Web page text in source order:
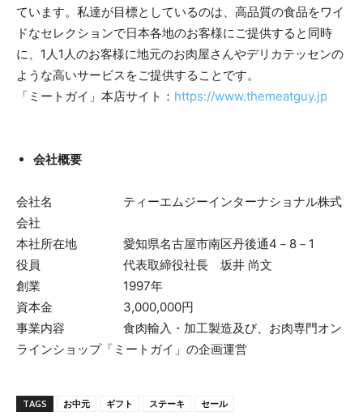
ています。私達が目標としているのは、高品質の食品をワイ
ドなセレクションで日本各地のお客様にご提供すると同時
に、1人1人のお客様に地元のお肉屋さんやデリカテッセンの
ような高いサービスをご提供することです。
「ミートガイ」本店サイト： https://www.themeatguy.jp
会社概要
会社名 ティーエムジーインターナショナル株式
会社
本社所在地 愛知県名古屋市南区丹後通4－8－1
役員 代表取締役社長 坂井 尚文
創業 1997年
資本金 3,000,000円
事業内容 食肉輸入・加工製造及び、お肉専門オン
ラインショップ「ミートガイ」の企画運営
TAGS お中元 ギフト ステーキ
セール